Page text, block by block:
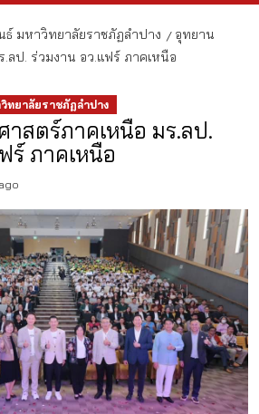
มหาวิทยาลัยราชภัฏลำปาง
อุทยาน
ลป. ร่วมงาน อว.แฟร์ ภาคเหนือ
ทยาลัยราชภัฏลำปาง
สตร์ภาคเหนือ มร.ลป.
ร์ ภาคเหนือ